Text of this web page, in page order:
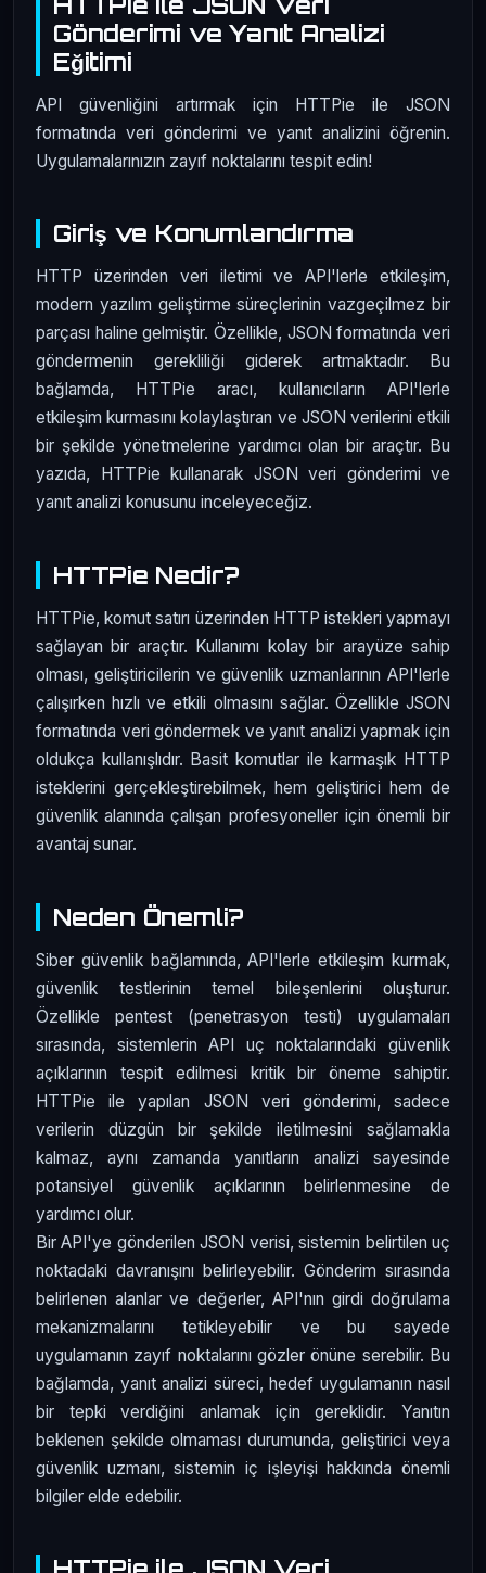
Gönderimi ve Yanıt Analizi
Eğitimi
API güvenliğini artırmak için HTTPie ile JSON
formatında veri gönderimi ve yanıt analizini öğrenin.
Uygulamalarınızın zayıf noktalarını tespit edin!
Giriş ve Konumlandırma
HTTP üzerinden veri iletimi ve API'lerle etkileşim,
modern yazılım geliştirme süreçlerinin vazgeçilmez bir
parçası haline gelmiştir. Özellikle, JSON formatında veri
göndermenin gerekliliği giderek artmaktadır. Bu
bağlamda, HTTPie aracı, kullanıcıların API'lerle
etkileşim kurmasını kolaylaştıran ve JSON verilerini etkili
bir şekilde yönetmelerine yardımcı olan bir araçtır. Bu
yazıda, HTTPie kullanarak JSON veri gönderimi ve
yanıt analizi konusunu inceleyeceğiz.
HTTPie Nedir?
HTTPie, komut satırı üzerinden HTTP istekleri yapmayı
sağlayan bir araçtır. Kullanımı kolay bir arayüze sahip
olması, geliştiricilerin ve güvenlik uzmanlarının API'lerle
çalışırken hızlı ve etkili olmasını sağlar. Özellikle JSON
formatında veri göndermek ve yanıt analizi yapmak için
oldukça kullanışlıdır. Basit komutlar ile karmaşık HTTP
isteklerini gerçekleştirebilmek, hem geliştirici hem de
güvenlik alanında çalışan profesyoneller için önemli bir
avantaj sunar.
Neden Önemli?
Siber güvenlik bağlamında, API'lerle etkileşim kurmak,
güvenlik testlerinin temel bileşenlerini oluşturur.
Özellikle pentest (penetrasyon testi) uygulamaları
sırasında, sistemlerin API uç noktalarındaki güvenlik
açıklarının tespit edilmesi kritik bir öneme sahiptir.
HTTPie ile yapılan JSON veri gönderimi, sadece
verilerin düzgün bir şekilde iletilmesini sağlamakla
kalmaz, aynı zamanda yanıtların analizi sayesinde
potansiyel güvenlik açıklarının belirlenmesine de
yardımcı olur.
Bir API'ye gönderilen JSON verisi, sistemin belirtilen uç
noktadaki davranışını belirleyebilir. Gönderim sırasında
belirlenen alanlar ve değerler, API'nın girdi doğrulama
mekanizmalarını tetikleyebilir ve bu sayede
uygulamanın zayıf noktalarını gözler önüne serebilir. Bu
bağlamda, yanıt analizi süreci, hedef uygulamanın nasıl
bir tepki verdiğini anlamak için gereklidir. Yanıtın
beklenen şekilde olmaması durumunda, geliştirici veya
güvenlik uzmanı, sistemin iç işleyişi hakkında önemli
bilgiler elde edebilir.